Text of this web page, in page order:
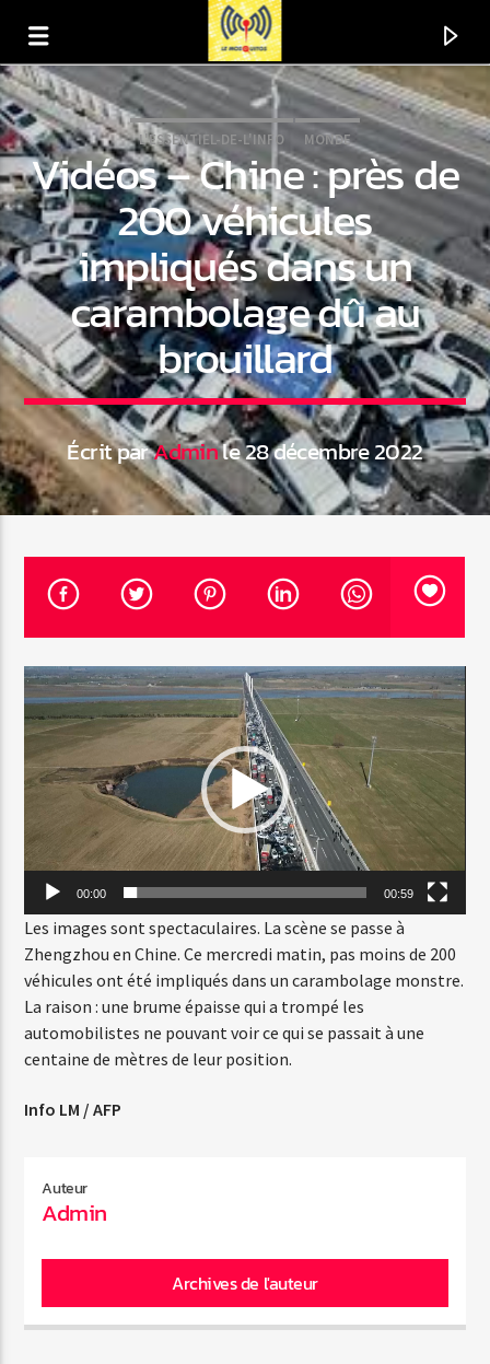
En ce moment
Titre
Artiste
Emission en cours
Web-Radio-Années 100% 80s
07:00 22:00
Web-Radio-Le-Mosquitos
Web-Radio-Sicily
Web-Radio-Années 70
Web-Radio-Années 80
L'ESSENTIEL-DE-L'INFO MONDE
Vidéos – Chine : près de
200 véhicules
impliqués dans un
carambolage dû au
brouillard
Écrit parAdminle 28 décembre 2022
Lecteur
vidéo
00:00 00:59
Les images sont spectaculaires. La scène se passe à
Zhengzhou en Chine. Ce mercredi matin, pas moins de 200
véhicules ont été impliqués dans un carambolage monstre.
La raison : une brume épaisse qui a trompé les
automobilistes ne pouvant voir ce qui se passait à une
centaine de mètres de leur position.
Info LM / AFP
Auteur
Admin
Archives de l'auteur